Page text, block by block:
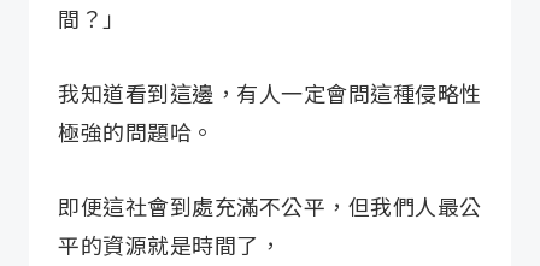
間？」
我知道看到這邊，有人一定會問這種侵略性
極強的問題哈。
即便這社會到處充滿不公平，但我們人最公
平的資源就是時間了，